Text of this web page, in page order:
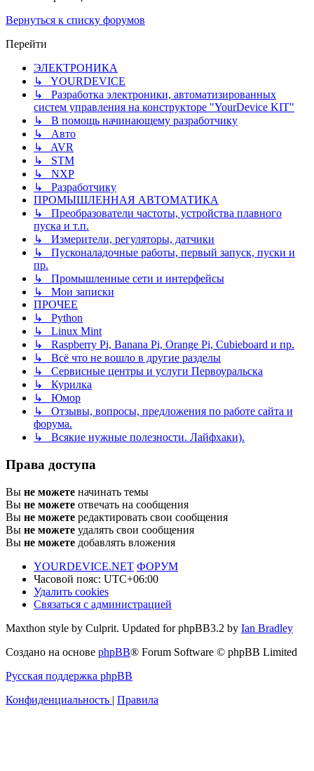
Вернуться к списку форумов
Перейти
ЭЛЕКТРОНИКА
↳ YOURDEVICE
↳ Разработка электроники, автоматизированных
систем управления на конструкторе "YourDevice KIT"
↳ В помощь начинающему разработчику
↳ Авто
↳ AVR
↳ STM
↳ NXP
↳ Разработчику
ПРОМЫШЛЕННАЯ АВТОМАТИКА
↳ Преобразователи частоты, устройства плавного
пуска и т.п.
↳ Измерители, регуляторы, датчики
↳ Пусконаладочные работы, первый запуск, пуски и
пр.
↳ Промышленные сети и интерфейсы
↳ Мои записки
ПРОЧЕЕ
↳ Python
↳ Linux Mint
↳ Raspberry Pi, Banana Pi, Orange Pi, Cubieboard и пр.
↳ Всё что не вошло в другие разделы
↳ Сервисные центры и услуги Первоуральска
↳ Курилка
↳ Юмор
↳ Отзывы, вопросы, предложения по работе сайта и
форума.
↳ Всякие нужные полезности. Лайфхаки).
Права доступа
Вы не можете начинать темы
Вы не можете отвечать на сообщения
Вы не можете редактировать свои сообщения
Вы не можете удалять свои сообщения
Вы не можете добавлять вложения
YOURDEVICE.NET ФОРУМ
Часовой пояс: UTC+06:00
Удалить cookies
Связаться с администрацией
Maxthon style by Culprit. Updated for phpBB3.2 by Ian Bradley
Создано на основе phpBB® Forum Software © phpBB Limited
Русская поддержка phpBB
Конфиденциальность | Правила